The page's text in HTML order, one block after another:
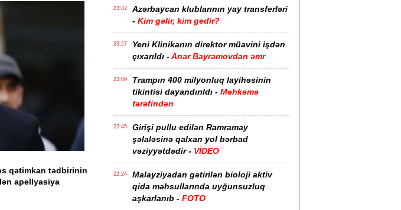
qətimkan tədbirinin
apellyasiya
23:42
Azərbaycan klublarının yay transferləri
- Kim gəlir, kim gedir?
23:27
Yeni Klinikanın direktor müavini işdən
çıxarıldı -Anar Bayramovdan əmr
23:09
Trampın 400 milyonluq layihəsinin
tikintisi dayandırıldı - Məhkəmə
tərəfindən
22:45
Girişi pullu edilən Ramramay
şəlaləsinə qalxan yol bərbad
vəziyyətdədir - VİDEO
22:24
Malayziyadan gətirilən bioloji aktiv
qida məhsullarında uyğunsuzluq
aşkarlanıb - FOTO